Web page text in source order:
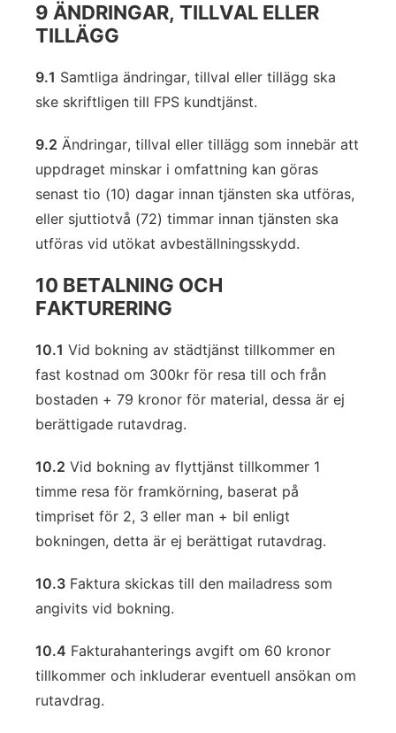
9 ÄNDRINGAR, TILLVAL ELLER
TILLÄGG
9.1 Samtliga ändringar, tillval eller tillägg ska
ske skriftligen till FPS kundtjänst.
9.2 Ändringar, tillval eller tillägg som innebär att
uppdraget minskar i omfattning kan göras
senast tio (10) dagar innan tjänsten ska utföras,
eller sjuttiotvå (72) timmar innan tjänsten ska
utföras vid utökat avbeställningsskydd.
10 BETALNING OCH
FAKTURERING
10.1 Vid bokning av städtjänst tillkommer en
fast kostnad om 300kr för resa till och från
bostaden + 79 kronor för material, dessa är ej
berättigade rutavdrag.
10.2 Vid bokning av flyttjänst tillkommer 1
timme resa för framkörning, baserat på
timpriset för 2, 3 eller man + bil enligt
bokningen, detta är ej berättigat rutavdrag.
10.3 Faktura skickas till den mailadress som
angivits vid bokning.
10.4 Fakturahanterings avgift om 60 kronor
tillkommer och inkluderar eventuell ansökan om
rutavdrag.